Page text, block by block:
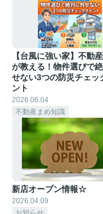
【台風に強い家】不動
が教える！物件選びで
せない3つの防災チェッ
ント
2026.06.04
不動産まめ知識
新店オープン情報☆
2026.04.09